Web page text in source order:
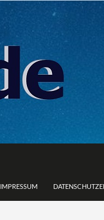
IMPRESSUM